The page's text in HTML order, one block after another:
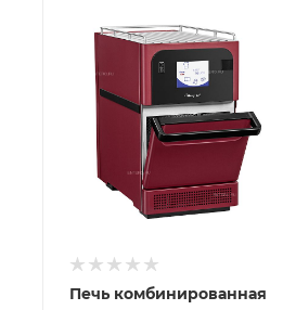
Печь комбинированная